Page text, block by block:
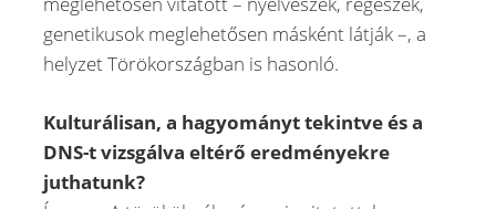
genetikusok meglehetősen másként látják –, a
helyzet Törökországban is hasonló.
Kulturálisan, a hagyományt tekintve és a
DNS-t vizsgálva eltérő eredményekre
juthatunk?